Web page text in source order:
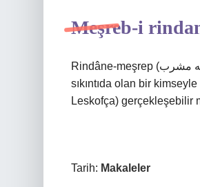
Meşreb-i
Rindâne-meşrep (ﺭﻧﺪﺍﻧﻪ ﻣﺸﺮﺏ) birlik. sıf. (ar. meşreb “yaratılış, mizaç” ile) Kötü ruh halinde olan bir kimse,
sıkıntıda olan bir
Leskofça) gerçekleşebilir
Tarih: Makaleler